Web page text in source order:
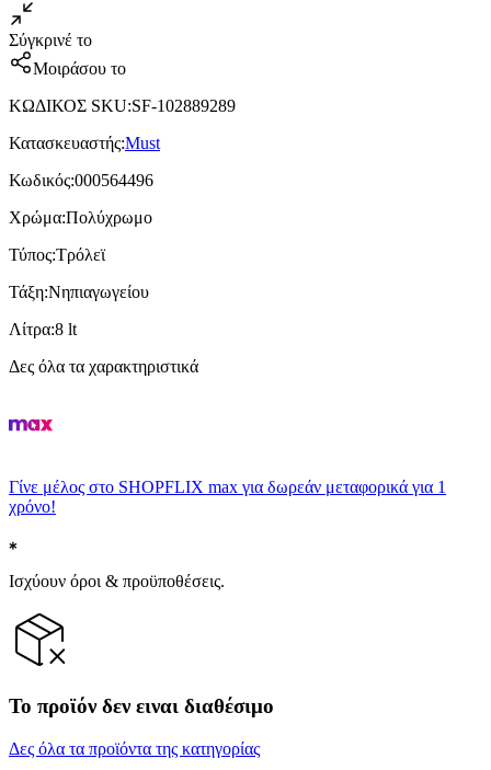
Σύγκρινέ το
Μοιράσου το
ΚΩΔΙΚΟΣ SKU:SF-102889289
Κατασκευαστής:Must
Κωδικός:000564496
Χρώμα:Πολύχρωμο
Τύπος:Τρόλεϊ
Τάξη:Νηπιαγωγείου
Λίτρα:8 lt
Δες όλα τα χαρακτηριστικά
Γίνε μέλος στο SHOPFLIX max για δωρεάν μεταφορικά για 1
χρόνο!
Ισχύουν όροι & προϋποθέσεις.
Το προϊόν δεν ειναι διαθέσιμο
Δες όλα τα προϊόντα της κατηγορίας